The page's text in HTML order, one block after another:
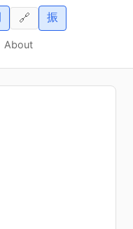
About
振
🔗